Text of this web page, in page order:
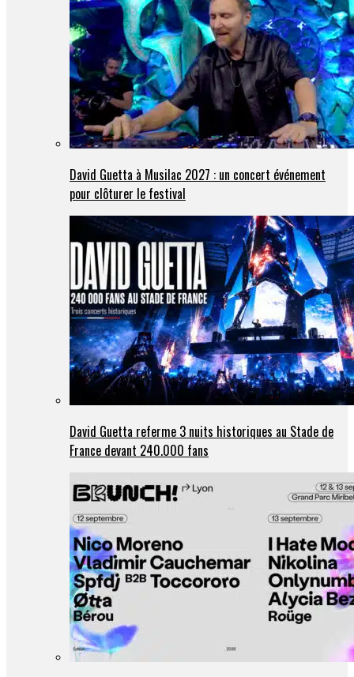
David Guetta à Musilac 2027 : un concert événement
pour clôturer le festival
David Guetta referme 3 nuits historiques au Stade de
France devant 240.000 fans